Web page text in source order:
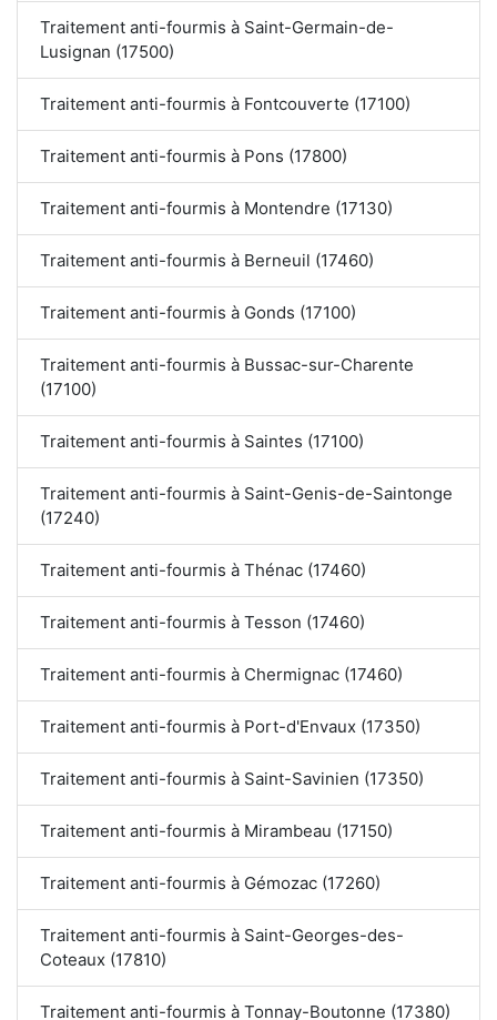
Traitement anti-fourmis à Saint-Germain-de-
Lusignan (17500)
Traitement anti-fourmis à Fontcouverte (17100)
Traitement anti-fourmis à Pons (17800)
Traitement anti-fourmis à Montendre (17130)
Traitement anti-fourmis à Berneuil (17460)
Traitement anti-fourmis à Gonds (17100)
Traitement anti-fourmis à Bussac-sur-Charente
(17100)
Traitement anti-fourmis à Saintes (17100)
Traitement anti-fourmis à Saint-Genis-de-Saintonge
(17240)
Traitement anti-fourmis à Thénac (17460)
Traitement anti-fourmis à Tesson (17460)
Traitement anti-fourmis à Chermignac (17460)
Traitement anti-fourmis à Port-d'Envaux (17350)
Traitement anti-fourmis à Saint-Savinien (17350)
Traitement anti-fourmis à Mirambeau (17150)
Traitement anti-fourmis à Gémozac (17260)
Traitement anti-fourmis à Saint-Georges-des-
Coteaux (17810)
Traitement anti-fourmis à Tonnay-Boutonne (17380)